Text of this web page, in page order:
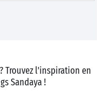
Trouvez l'inspiration en
Sandaya !